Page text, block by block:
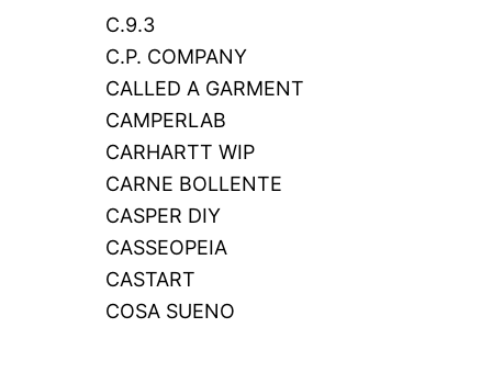
C.9.3
C.P. COMPANY
CALLED A GARMENT
CAMPERLAB
CARHARTT WIP
CARNE BOLLENTE
CASPER DIY
CASSEOPEIA
CASTART
COSA SUENO